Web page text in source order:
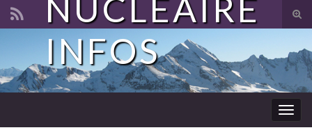
Search for:
NUCLÉAIRE
INFOS